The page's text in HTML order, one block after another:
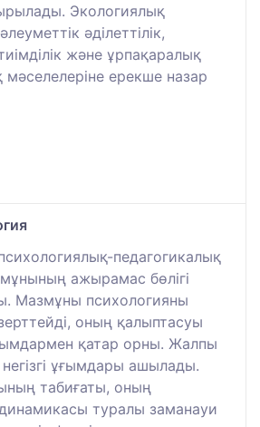
Экологиялық
әділеттілік,
және ұрпақаралық
ерекше назар
педагогикалық
ажырамас бөлігі
Мазмұны психологияны
оның қалыптасуы
қатар орны. Жалпы
ұғымдары ашылады.
табиғаты, оның
динамикасы туралы заманауи